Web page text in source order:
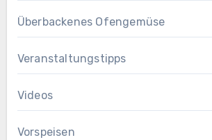
Überbackenes Ofengemüse
Veranstaltungstipps
Videos
Vorspeisen